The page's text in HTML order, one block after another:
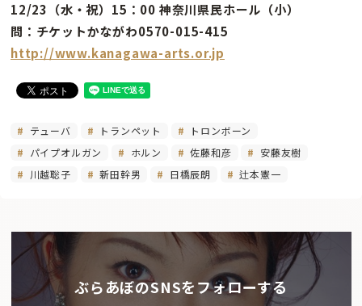
12/23（水・祝）15：00 神奈川県民ホール（小）
問：チケットかながわ0570-015-415
http://www.kanagawa-arts.or.jp
テューバ トランペット
トロンボーン
パイプオルガン
ホルン 佐藤和彦
安藤友樹
川越聡子
新田幹男 日橋辰朗 辻本憲一
ぶらあぼのSNSをフォローする